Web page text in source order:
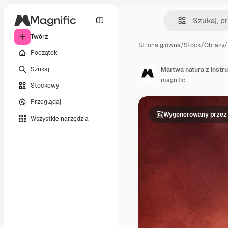
Twórz
Początek
Szukaj
Stockowy
Przeglądaj
Wszystkie narzędzia
Strona główna/Stock/Obrazy/
Wygenerowany przez
Martwa natura z
magnific